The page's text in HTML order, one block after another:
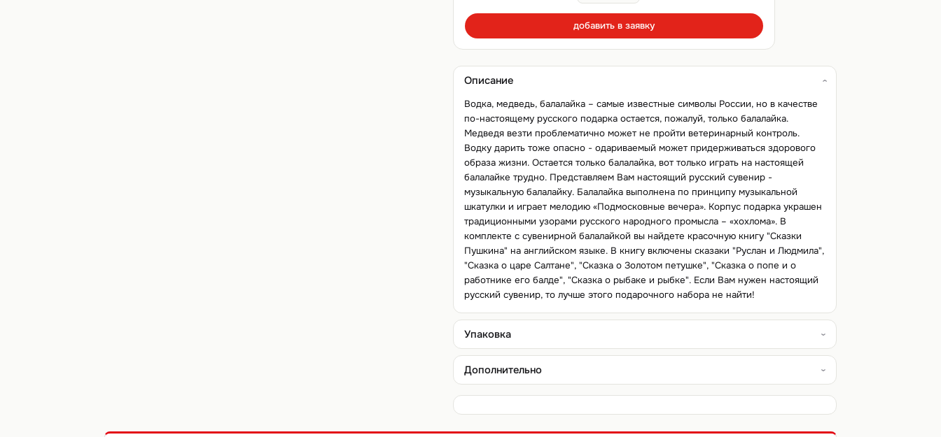
добавить в заявку
Описание
Водка, медведь, балалайка – самые известные символы России, но в качестве
по-настоящему русского подарка остается, пожалуй, только балалайка.
Медведя везти проблематично может не пройти ветеринарный контроль.
Водку дарить тоже опасно - одариваемый может придерживаться здорового
образа жизни. Остается только балалайка, вот только играть на настоящей
балалайке трудно. Представляем Вам настоящий русский сувенир -
музыкальную балалайку. Балалайка выполнена по принципу музыкальной
шкатулки и играет мелодию «Подмосковные вечера». Корпус подарка украшен
традиционными узорами русского народного промысла – «хохлома». В
комплекте с сувенирной балалайкой вы найдете красочную книгу "Сказки
Пушкина" на английском языке. В книгу включены сказаки "Руслан и Людмила",
"Сказка о царе Салтане", "Сказка о Золотом петушке", "Сказка о попе и о
работнике его балде", "Сказка о рыбаке и рыбке". Если Вам нужен настоящий
русский сувенир, то лучше этого подарочного набора не найти!
Упаковка
Дополнительно